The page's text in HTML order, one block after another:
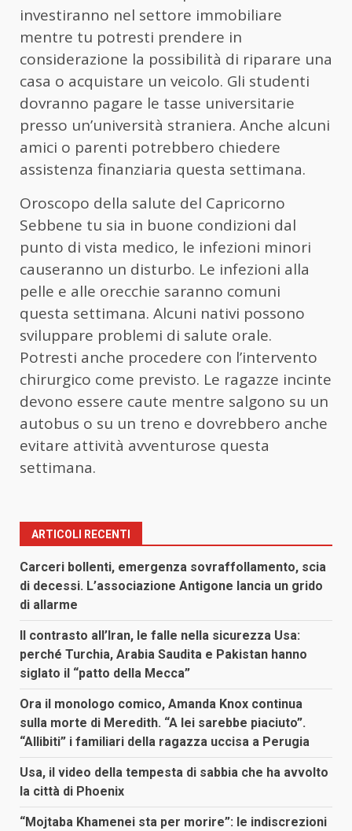
investiranno nel settore immobiliare
mentre tu potresti prendere in
considerazione la possibilità di riparare una
casa o acquistare un veicolo. Gli studenti
dovranno pagare le tasse universitarie
presso un’università straniera. Anche alcuni
amici o parenti potrebbero chiedere
assistenza finanziaria questa settimana.
Oroscopo della salute del Capricorno
Sebbene tu sia in buone condizioni dal
punto di vista medico, le infezioni minori
causeranno un disturbo. Le infezioni alla
pelle e alle orecchie saranno comuni
questa settimana. Alcuni nativi possono
sviluppare problemi di salute orale.
Potresti anche procedere con l’intervento
chirurgico come previsto. Le ragazze incinte
devono essere caute mentre salgono su un
autobus o su un treno e dovrebbero anche
evitare attività avventurose questa
settimana.
ARTICOLI RECENTI
Carceri bollenti, emergenza sovraffollamento, scia
di decessi. L’associazione Antigone lancia un grido
di allarme
Il contrasto all’Iran, le falle nella sicurezza Usa:
perché Turchia, Arabia Saudita e Pakistan hanno
siglato il “patto della Mecca”
Ora il monologo comico, Amanda Knox continua
sulla morte di Meredith. “A lei sarebbe piaciuto”.
“Allibiti” i familiari della ragazza uccisa a Perugia
Usa, il video della tempesta di sabbia che ha avvolto
la città di Phoenix
“Mojtaba Khamenei sta per morire”: le indiscrezioni